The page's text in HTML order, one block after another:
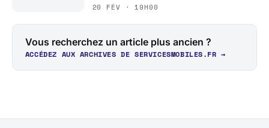
20 FÉV · 19H00
Vous recherchez un article plus ancien ?
ACCÉDEZ AUX ARCHIVES DE SERVICESMOBILES.FR →